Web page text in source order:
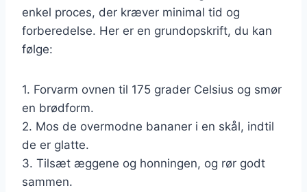
enkel proces, der kræver minimal tid og
forberedelse. Her er en grundopskrift, du kan
følge:
1. Forvarm ovnen til 175 grader Celsius og smør
en brødform.
2. Mos de overmodne bananer i en skål, indtil
de er glatte.
3. Tilsæt æggene og honningen, og rør godt
sammen.